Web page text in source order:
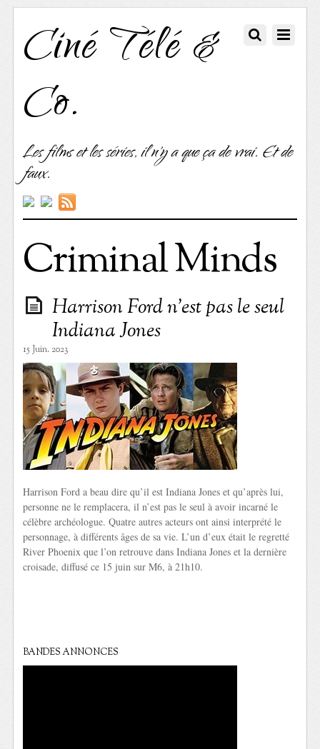
Ciné Télé &
Co.
Les films et les séries, il n'y a que ça de vrai. Et de
faux.
Criminal Minds
Harrison Ford n’est pas le seul
Indiana Jones
15 Juin. 2023
Harrison Ford a beau dire qu’il est Indiana Jones et qu’après lui,
personne ne le remplacera, il n’est pas le seul à avoir incarné le
célèbre archéologue. Quatre autres acteurs ont ainsi interprété le
personnage, à différents âges de sa vie. L’un d’eux était le regretté
River Phoenix que l’on retrouve dans Indiana Jones et la dernière
croisade, diffusé ce 15 juin sur M6, à 21h10.
BANDES ANNONCES